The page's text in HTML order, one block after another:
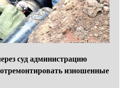
суд администрацию
изношенные